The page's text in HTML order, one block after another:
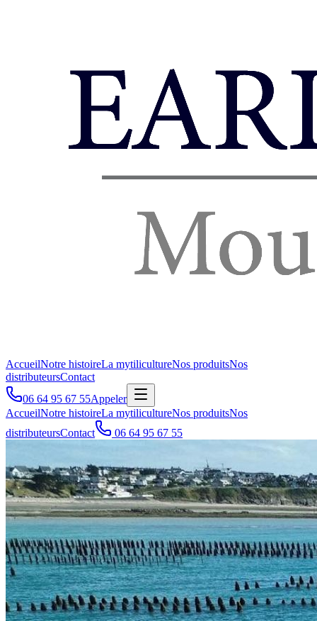
AccueilNotre histoireLa mytilicultureNos produitsNos
distributeursContact
06 64 95 67 55Appeler
AccueilNotre histoireLa mytilicultureNos produitsNos
distributeursContact 06 64 95 67 55